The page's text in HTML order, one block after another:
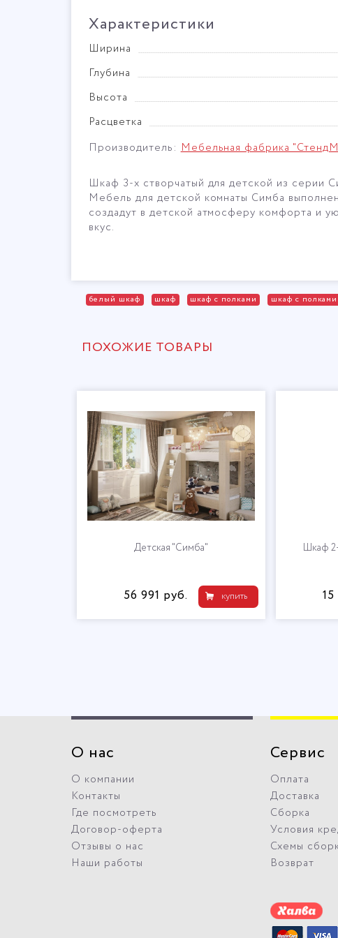
Характеристики
Ширина
Глубина
Высота
Расцветка
Производитель:Мебельная фабрика
Шкаф 3-х створчатый для детской из серии
Мебель для детской комнаты Симба
создадут в детской атмосферу комфорта и
вкус.
белый шкаф шкаф шкаф с полками шкаф с
ПОХОЖИЕ ТОВАРЫ
Детская "Симба"
купить
56 991 руб.
Шкаф
О нас
О компании
Контакты
Где посмотреть
Договор-оферта
Отзывы о нас
Наши работы
Сервис
Оплата
Доставка
Сборка
Условия
Схемы
Возврат